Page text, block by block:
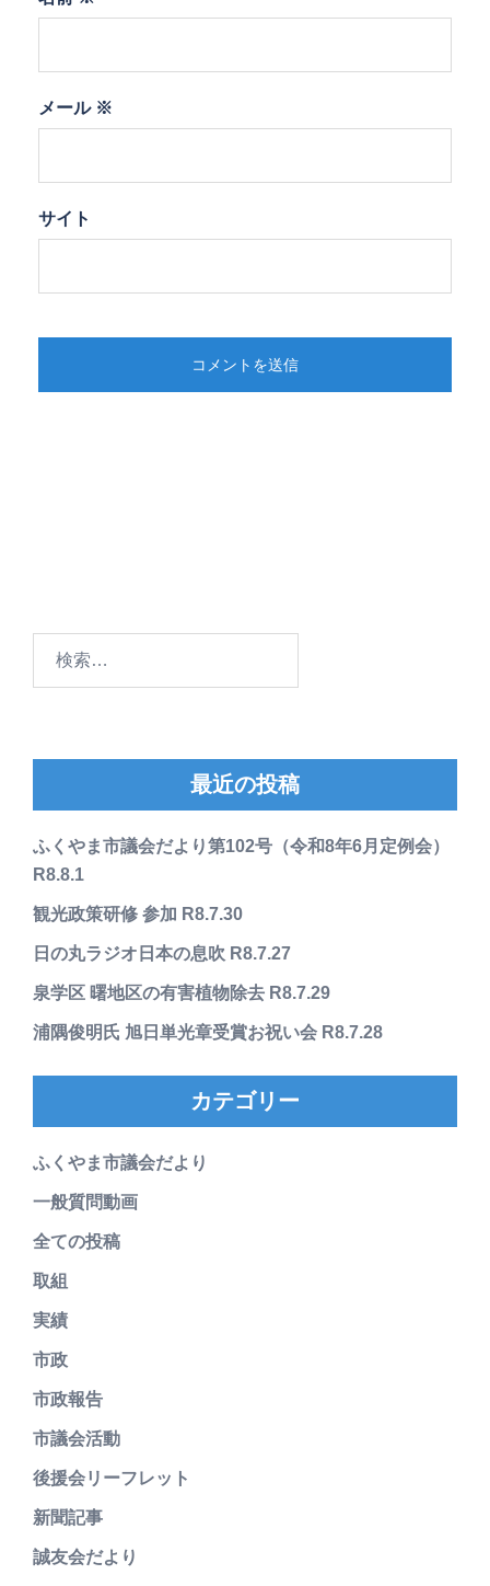
メール ※
サイト
最近の投稿
ふくやま市議会だより第102号（令和8年6月定例会）
R8.8.1
観光政策研修 参加 R8.7.30
日の丸ラジオ日本の息吹 R8.7.27
泉学区 曙地区の有害植物除去 R8.7.29
浦隅俊明氏 旭日単光章受賞お祝い会 R8.7.28
カテゴリー
ふくやま市議会だより
一般質問動画
全ての投稿
取組
実績
市政
市政報告
市議会活動
後援会リーフレット
新聞記事
誠友会だより